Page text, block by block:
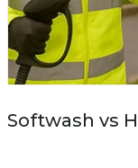
Softwash vs